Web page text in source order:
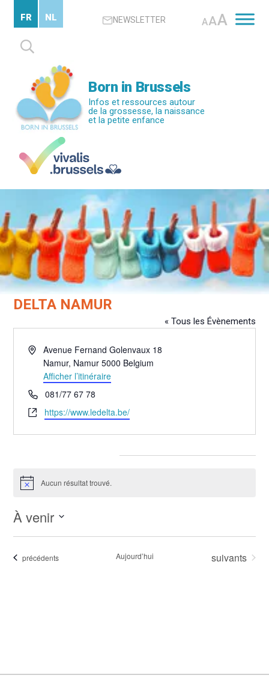
contenu
principal
NEWSLETTER AAA
Rechercher :
FR NL
Born in Brussels
Infos et ressources autour
de la grossesse, la naissance
et la petite enfance
DELTA NAMUR
« Tous les Évènements
AdresseAvenue Fernand Golenvaux 18
Namur, Namur 5000 Belgium
Afficher l’itinéraire
Téléphone
081/77 67 78
Site
https://www.ledelta.be/
NoticeAucun résultat trouvé.
À venir
date.Évènements
précédents Aujourd’hui Évènements
suivants